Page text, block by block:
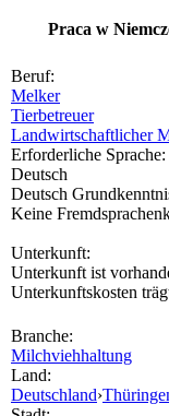
Praca w
Beruf:
Melker
Tierbetreuer
Landwirtschaftlicher
Erforderliche Sprache:
Deutsch
Deutsch
Keine
Unterkunft:
Unterkunft ist
Unterkunftskosten
Branche:
Milchviehhaltung
Land:
Deutschland›